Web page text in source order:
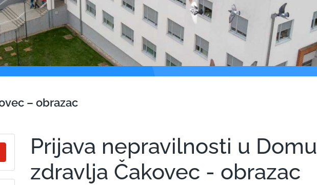
– obrazac
Prijava nepravilnosti u Domu
zdravlja Čakovec - obrazac